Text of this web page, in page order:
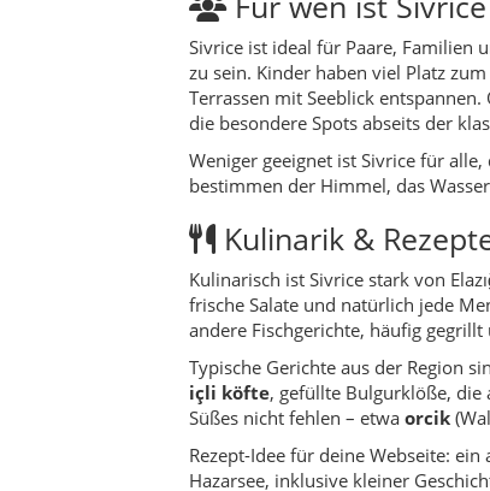
Typische Gerichte aus der Region
içli köfte , gefüllte Bulgurklöße, die
Süßes nicht fehlen – etwa orcik
Rezept-Idee für deine Webseite:
Hazarsee, inklusive kleiner
Sonnenuntergänge sammeln.
Natur ist in Sivrice kein
je nach Jahreszeit ihre Farbe
Herbst und blendendes Weiß im
ihre Kreise.
Wanderwege und Trampelpfade
Richtung der Dörfer am Hang.
Hazarbaba kommt und die
Feste &